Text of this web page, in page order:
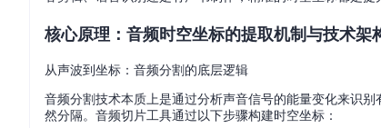
核心原理：音频时空坐标的提取机制与技术架
从声波到坐标：音频分割的底层逻辑
音频分割技术本质上是通过分析声音信号的能量变化来识
然分隔。音频切片工具通过以下步骤构建时空坐标：